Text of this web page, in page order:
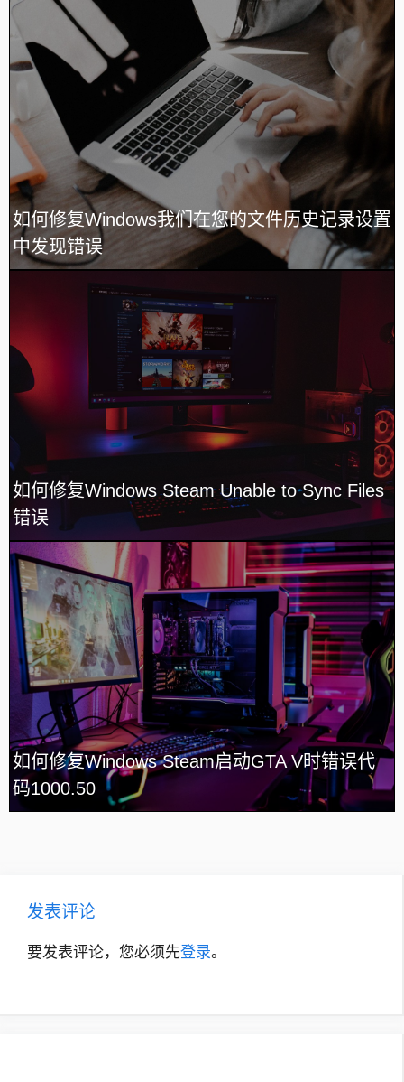
如何修复Windows我们在您的文件历史记录设置
中发现错误
如何修复Windows Steam Unable to Sync Files
错误
如何修复Windows Steam启动GTA V时错误代
码1000.50
发表评论
要发表评论，您必须先登录。